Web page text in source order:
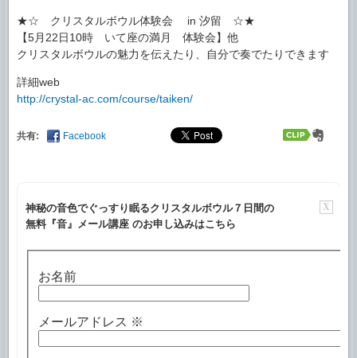
★☆ クリスタルボウル体験会 in 汐留 ☆★
【5月22日10時 いて座の満月 体験会】他
クリスタルボウルの魅力を伝えたり、自分で奏でたりできます
詳細web
http://crystal-ac.com/course/taiken/
共有: Facebook
X
神秘の音色でぐっすり眠るクリスタルボウル７日間の
無料『音』メール講座 のお申し込みはこちら
お名前
メールアドレス ※